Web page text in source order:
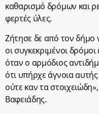
καθαρισμό δρόμων και
φερτές ύλες.
Ζήτησε δε από τον δήμο
οι συγκεκριμένοι
όταν ο αρμόδιος
ότι υπήρχε άγνοια
ούτε καν τα
Βαφειάδης.